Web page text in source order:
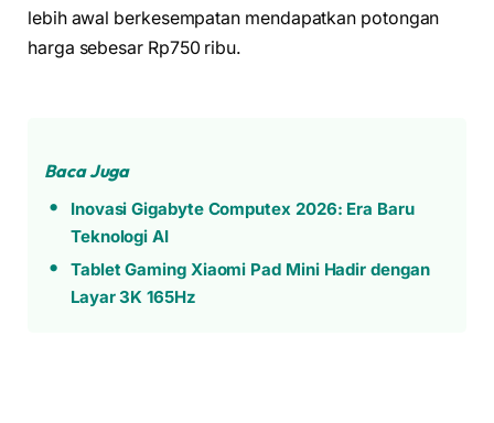
lebih awal berkesempatan mendapatkan potongan
harga sebesar Rp750 ribu.
Baca Juga
Inovasi Gigabyte Computex 2026: Era Baru
Teknologi AI
Tablet Gaming Xiaomi Pad Mini Hadir dengan
Layar 3K 165Hz